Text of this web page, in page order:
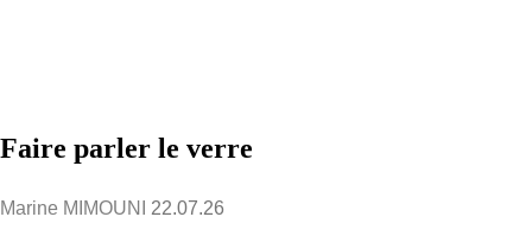
Faire parler le verre
Marine MIMOUNI 22.07.26